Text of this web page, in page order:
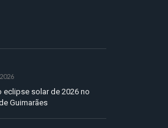
eclipse solar de 2026 no
Guimarães